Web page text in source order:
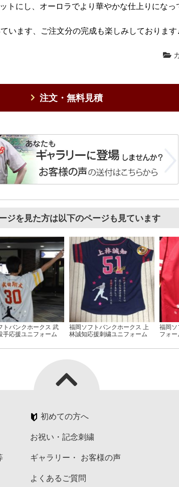
トにし、オーロラでより華やかな仕上りになっ
います、ご注文分の完成も楽しみしておりま
注文・無料見積
ジを見た方は以下のページも見ています
トバンクホークス 武
手応援ユニフォーム
福岡ソフトバンクホークス 上
林誠知応援刺繍ユニフォーム
福岡ソ
フォ
初めての方へ
お祝い・記念刺繍
ギャラリー・ お客様の声
よくあるご質問